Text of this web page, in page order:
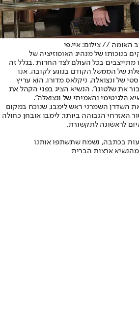
האומה // צילום: איי.פי
בנוכותו של מנהיג האופוזיציה של
מתייצבים בכל העולם לצד החרות .בגלל זה
של הממשל הקודם בנוגע לקובה. אנו
של ונצואלה, ניקלאס מדורו, הוא עריץ
את שלטונו". הנשיא הציג בפני הקהל את
הלגיטימי והאמיתי של ונצואלה".
השדרן השמרני ראש לימבו, שנוכח במקום
האזרחי הגבוהה ביותר. לימבו אובחן כחולה
לראשונה לתקשורת.
בכתבה, נשמח שתשתפו אותנו
נשיא ארצות הברית